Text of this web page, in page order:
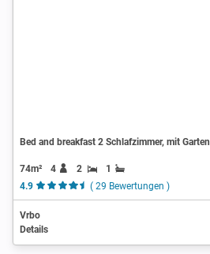
Bed and breakfast 2 Schlafzimmer, mit Garten
74m² 4 2
1
4.9
( 29 Bewertungen )
Vrbo
Details